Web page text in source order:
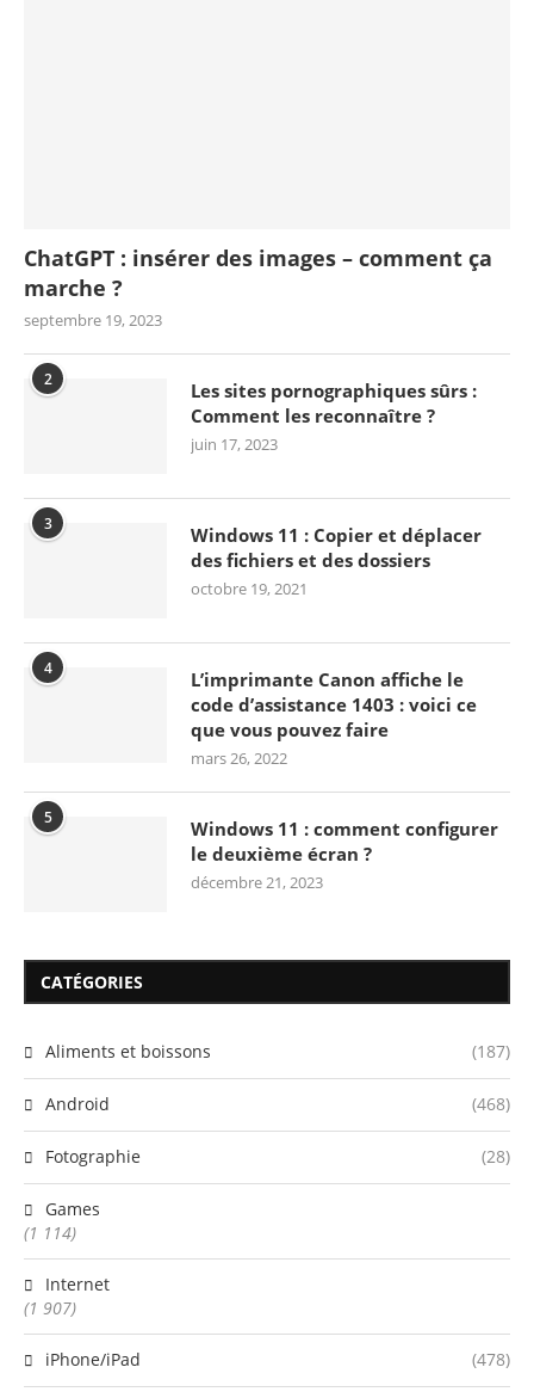
ChatGPT : insérer des images – comment ça
marche ?
septembre 19, 2023
2
Les sites pornographiques sûrs :
Comment les reconnaître ?
juin 17, 2023
3
Windows 11 : Copier et déplacer
des fichiers et des dossiers
octobre 19, 2021
4
L’imprimante Canon affiche le
code d’assistance 1403 : voici ce
que vous pouvez faire
mars 26, 2022
5
Windows 11 : comment configurer
le deuxième écran ?
décembre 21, 2023
CATÉGORIES
Aliments et boissons (187)
Android (468)
Fotographie (28)
Games
(1 114)
Internet
(1 907)
iPhone/iPad (478)